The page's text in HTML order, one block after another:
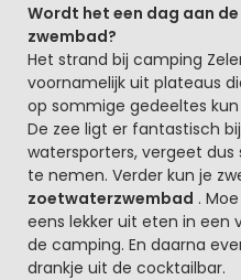
Wordt het een dag aan
zwembad?
Het strand bij camping
voornamelijk uit plateaus
op sommige gedeeltes
De zee ligt er fantastisch
watersporters, vergeet dus
te nemen. Verder kun je
zoetwaterzwembad .
eens lekker uit eten in een
de camping. En daarna
drankje uit de cocktailbar.